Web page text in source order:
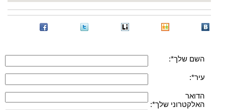
השם שלך*:
עיר*:
הדואר
האלקטרוני שלך*: